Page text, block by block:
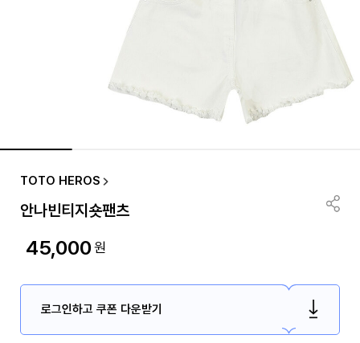
TOTO HEROS
안나빈티지숏팬츠
45,000원
로그인하고 쿠폰 다운받기